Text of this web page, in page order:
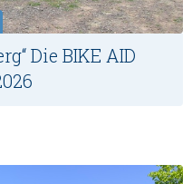
Die BIKE AID